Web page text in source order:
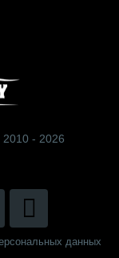
2010 - 2026
данных